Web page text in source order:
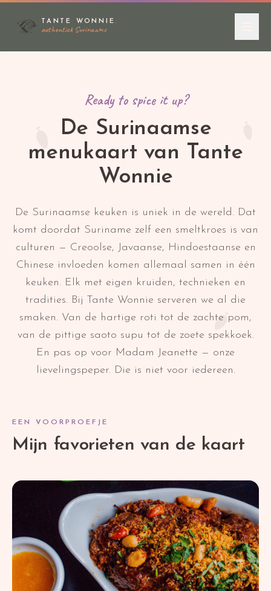
TANTE WONNIE .
authentiek Surinaams
Ready to spice it up?
De Surinaamse
menukaart van Tante
Wonnie
De Surinaamse keuken is uniek in de wereld. Dat
komt doordat Suriname zelf een smeltkroes is van
culturen — Creoolse, Javaanse, Hindoestaanse en
Chinese invloeden komen allemaal samen in één
keuken. Elk met eigen kruiden, technieken en
tradities. Bij Tante Wonnie serveren we al die
smaken. Van de hartige roti tot de zachte pom,
van de pittige saoto supu tot de zoete spekkoek.
En pas op voor Madam Jeanette — onze
lievelingspeper. Die is niet voor iedereen.
EEN VOORPROEFJE
Mijn favorieten van de kaart